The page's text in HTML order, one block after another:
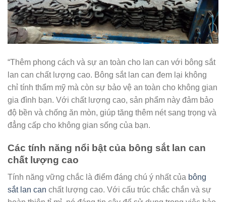
“Thêm phong cách và sự an toàn cho lan can với bông sắt
lan can chất lượng cao. Bông sắt lan can đem lại không
chỉ tính thẩm mỹ mà còn sự bảo vệ an toàn cho không gian
gia đình bạn. Với chất lượng cao, sản phẩm này đảm bảo
độ bền và chống ăn mòn, giúp tăng thêm nét sang trọng và
đẳng cấp cho không gian sống của bạn.
Các tính năng nổi bật của bông sắt lan can
chất lượng cao
Tính năng vững chắc là điểm đáng chú ý nhất của bông
sắt lan can chất lượng cao. Với cấu trúc chắc chắn và sự